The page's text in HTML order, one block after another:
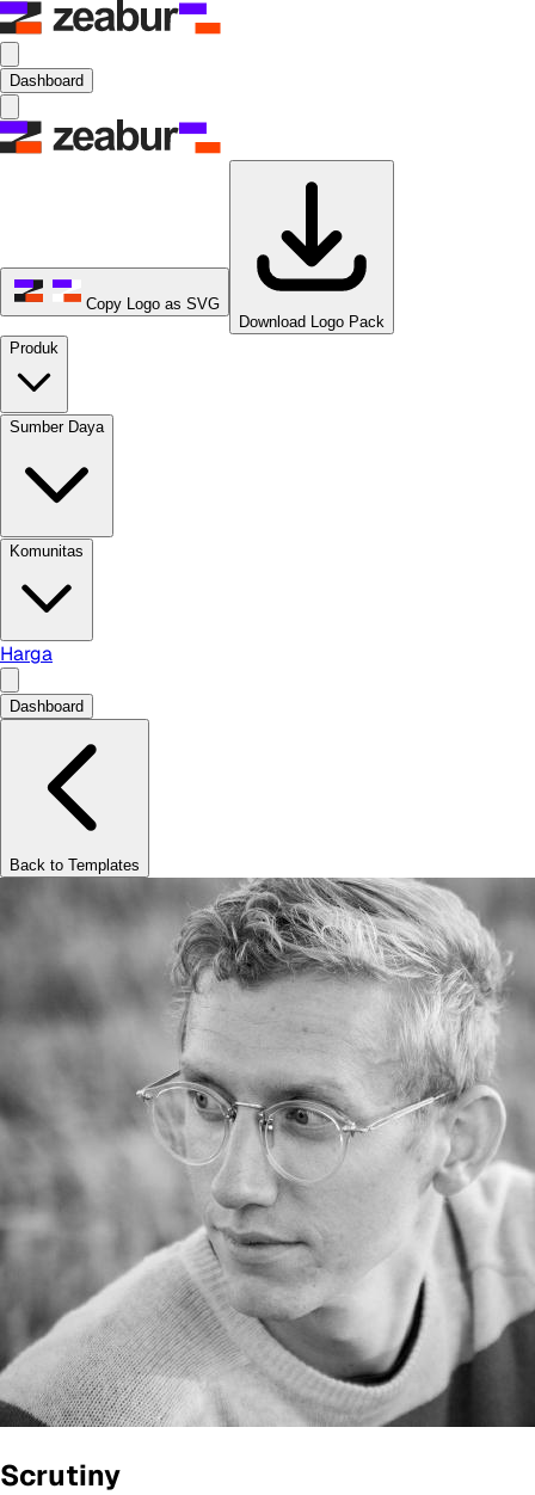
Dashboard
Copy Logo as SVG
Download Logo Pack
Produk
Sumber Daya
Komunitas
Harga
Dashboard
Back to Templates
Scrutiny